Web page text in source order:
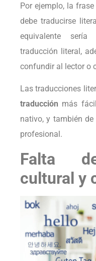
Por ejemplo, la
debe traducirse
equivalente
traducción literal,
confundir al lector o
Las traducciones
traducción más
nativo, y también
profesional.
Falta
cultural y